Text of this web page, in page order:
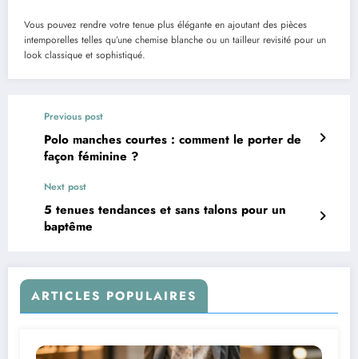
Vous pouvez rendre votre tenue plus élégante en ajoutant des pièces
intemporelles telles qu’une chemise blanche ou un tailleur revisité pour un
look classique et sophistiqué.
Previous post
Polo manches courtes : comment le porter de
façon féminine ?
Next post
5 tenues tendances et sans talons pour un
baptême
ARTICLES POPULAIRES